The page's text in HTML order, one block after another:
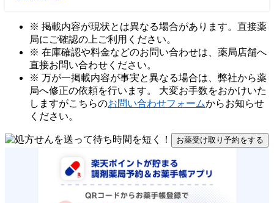
※ 掲載内容が現状とは異なる場合があります。直接薬
局にご確認の上ご利用ください。
※ 在庫確認や料金などのお問い合わせは、薬局店舗へ
直接お問い合わせください。
※ 万が一掲載内容が事実と異なる場合は、弊社から薬
局へ修正の依頼を行います。 大変お手数をおかけいた
しますがこちらのお問い合わせフォームからお知らせ
ください。
お薬受け取り予約をする